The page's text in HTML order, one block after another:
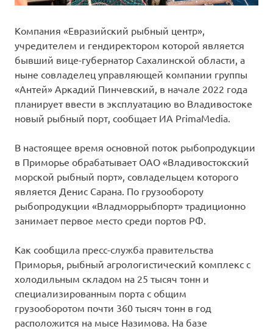
Компания «Евразийский рыбный центр»,
учредителем и гендиректором которой является
бывший вице-губернатор Сахалинской области, а
ныне совладелец управляющей компании группы
«Антей» Аркадий Пинчевский, в начале 2022 года
планирует ввести в эксплуатацию во Владивостоке
новый рыбный порт, сообщает ИА PrimaMedia.
В настоящее время основной поток рыбопродукции
в Приморье обрабатывает ОАО «Владивостокский
морской рыбный порт», совладельцем которого
является Денис Сарана. По грузообороту
рыбопродукции «Владморрыбпорт» традиционно
занимает первое место среди портов РФ.
Как сообщила пресс-служба правительства
Приморья, рыбный агрологистический комплекс с
холодильным складом на 25 тысяч тонн и
специализированным порта с общим
грузооборотом почти 360 тысяч тонн в год
расположится на мысе Назимова. На базе